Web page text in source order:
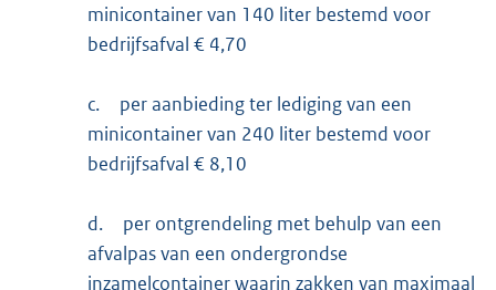
minicontainer van 140 liter bestemd voor
bedrijfsafval € 4,70
c.
per aanbieding ter lediging van een
minicontainer van 240 liter bestemd voor
bedrijfsafval € 8,10
d.
per ontgrendeling met behulp van een
afvalpas van een ondergrondse
inzamelcontainer waarin zakken van maximaal